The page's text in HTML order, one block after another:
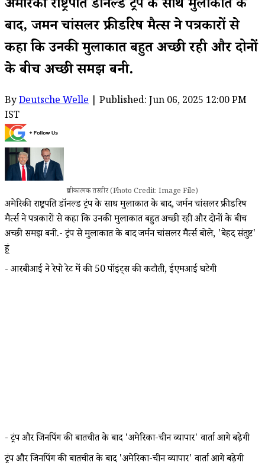
अमेरिकी राष्ट्रपति डॉनल्ड ट्रंप के साथ मुलाकात के
बाद, जर्मन चांसलर फ्रीडरिष मैर्त्स ने पत्रकारों से
कहा कि उनकी मुलाकात बहुत अच्छी रही और दोनों
के बीच अच्छी समझ बनी.
ByDeutsche Welle | Published: Jun 06, 2025 12:00 PM
IST
प्रतीकात्मक तस्वीर (Photo Credit: Image File)
अमेरिकी राष्ट्रपति डॉनल्ड ट्रंप के साथ मुलाकात के बाद, जर्मन चांसलर फ्रीडरिष
मैर्त्स ने पत्रकारों से कहा कि उनकी मुलाकात बहुत अच्छी रही और दोनों के बीच
अच्छी समझ बनी.- ट्रंप से मुलाकात के बाद जर्मन चांसलर मैर्त्स बोले, 'बेहद संतुष्ट'
हूं
- आरबीआई ने रेपो रेट में की 50 पॉइंट्स की कटौती, ईएमआई घटेगी
- ट्रंप और जिनपिंग की बातचीत के बाद 'अमेरिका-चीन व्यापार' वार्ता आगे बढ़ेगी
ट्रंप और जिनपिंग की बातचीत के बाद 'अमेरिका-चीन व्यापार' वार्ता आगे बढ़ेगी